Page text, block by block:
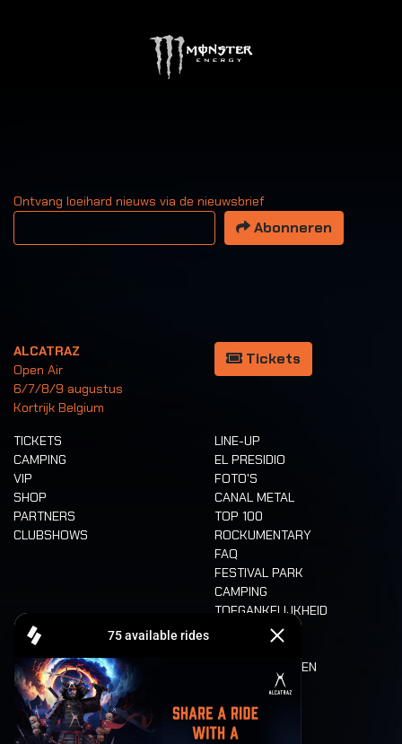
Ontvang loeihard nieuws via de nieuwsbrief
Uw email adres
Abonneren
ALCATRAZ
Open Air
6/7/8/9 augustus
Kortrijk Belgium
Tickets
TICKETS
CAMPING
VIP
SHOP
PARTNERS
CLUBSHOWS
LINE-UP
EL PRESIDIO
FOTO'S
CANAL METAL
TOP 100
ROCKUMENTARY
FAQ
FESTIVAL PARK
CAMPING
TOEGANKELIJKHEID
CASHLESS
ETEN EN DRINKEN
MOBILITEIT
LONE WOLVES
PLATTEGROND